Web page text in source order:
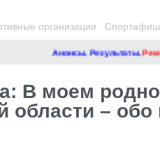
организации
Анонсы. Результаты.
В моем
области – обо